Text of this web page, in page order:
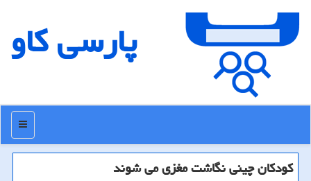
پارسی كاو
منو
كودكان چینی نگاشت مغزی می شوند